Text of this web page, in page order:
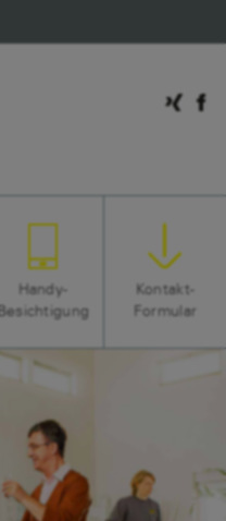
Handy-
Besichtigung
Kontakt-
Formular